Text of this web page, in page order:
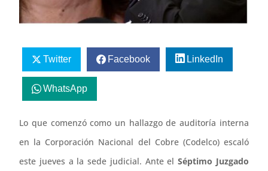
Twitter Facebook LinkedIn
WhatsApp
Lo que comenzó como un hallazgo de auditoría interna
en la Corporación Nacional del Cobre (Codelco) escaló
este jueves a la sede judicial. Ante el Séptimo Juzgado